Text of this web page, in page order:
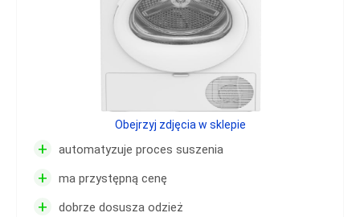
+ automatyzuje proces suszenia
+ ma przystępną cenę
+ dobrze dosusza odzież
Obejrzyj zdjęcia w sklepie